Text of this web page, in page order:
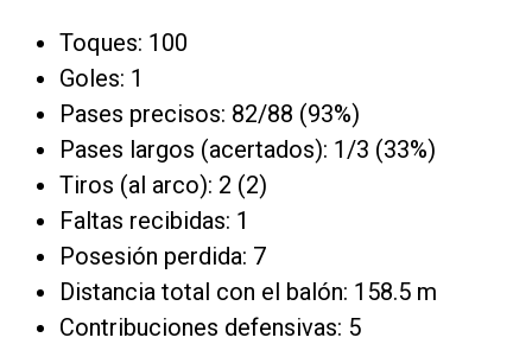
Toques: 100
Goles: 1
Pases precisos: 82/88 (93%)
Pases largos (acertados): 1/3 (33%)
Tiros (al arco): 2 (2)
Faltas recibidas: 1
Posesión perdida: 7
Distancia total con el balón: 158.5 m
Contribuciones defensivas: 5